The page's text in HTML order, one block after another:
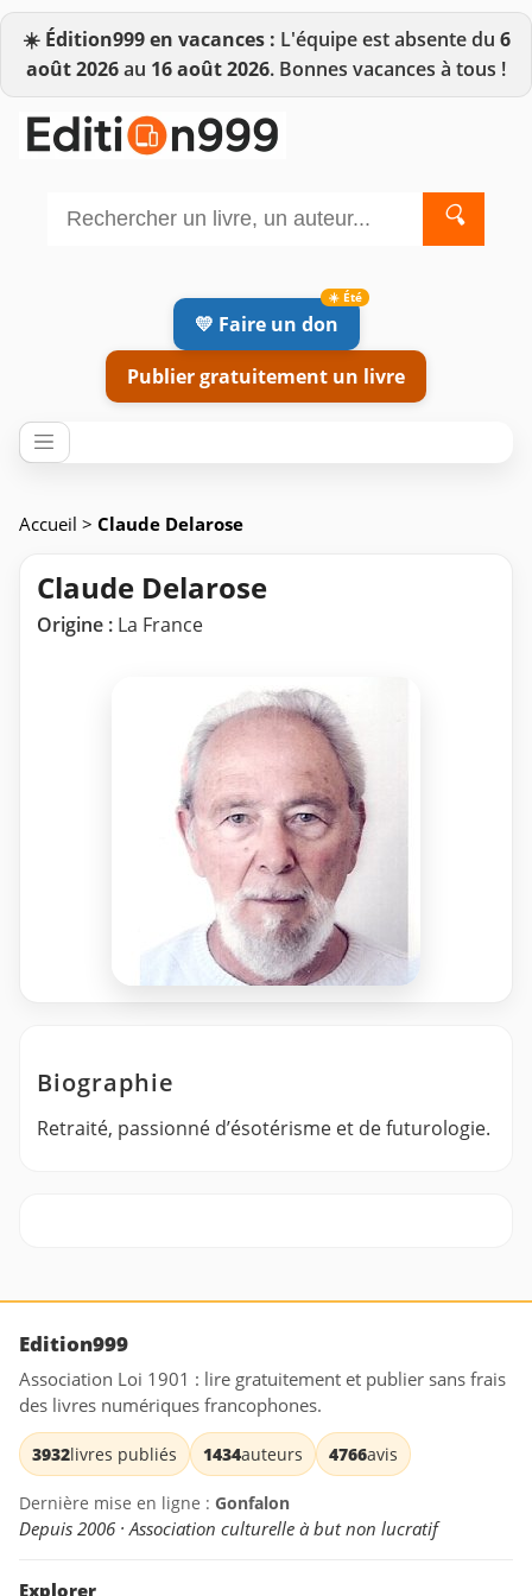
☀️ Édition999 en vacances : L'équipe est absente du 6
août 2026au 16 août 2026. Bonnes vacances à tous !
🔍
💛 Faire un don
Publier gratuitement un livre
Accueil > Claude Delarose
Claude Delarose
Origine : La France
Biographie
Retraité, passionné d’ésotérisme et de futurologie.
Edition999
Association Loi 1901 : lire gratuitement et publier sans frais
des livres numériques francophones.
3932livres publiés 1434auteurs 4766avis
Dernière mise en ligne : Gonfalon
Depuis 2006 · Association culturelle à but non lucratif
Explorer